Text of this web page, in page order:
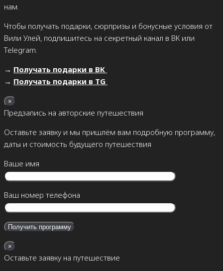
нам.
Чтобы получать подарки, сюрпризы и бонусные условия от
Вили Улей, подпишитесь на секретный канал в ВК или
Telegram.
→ Получать подарки в ВК
→ Получать подарки в TG
×
Предзапись на авторские путешествия
Оставьте заявку и мы пришлём вам подробную программу,
даты и стоимость будущего путешествия
Ваше имя
Ваш номер телефона
×
Оставьте заявку на путешествие